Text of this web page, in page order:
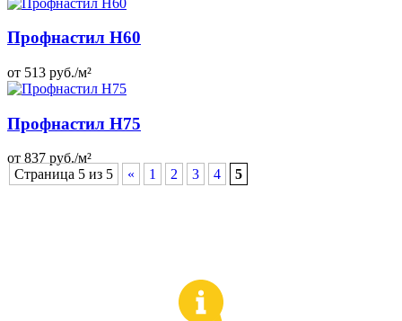
Профнастил Н60
от 513 руб./м²
Профнастил Н75
от 837 руб./м²
Страница 5 из 5
« 1 2 3 4 5